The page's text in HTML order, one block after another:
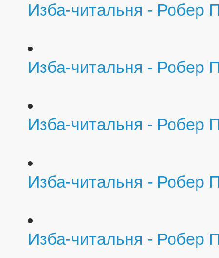
Изба-читальня - Робер
Изба-читальня - Робер
Изба-читальня - Робер
Изба-читальня - Робер
Изба-читальня - Робер